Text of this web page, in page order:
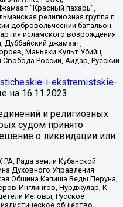
“Красный пахарь”,
религиозная группа п.
добровольческий батальон
исламского возрождения
Дуббайский джамаат,
Маньяки Культ Убийц,
России, Айдар, Русский
i-ekstremistskie-
на 16.11.2023
и религиозных
судом принято
о ликвидации или
Рада земли Кубанской
Духовного Управления
Община Капища Веды Перуна,
Инглингов, Нурджулар, К
Иеговы, Русское
общество,